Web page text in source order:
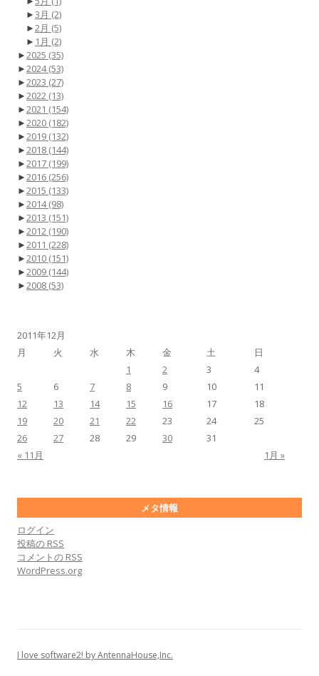
►3月 (2)
►2月 (5)
► 1月 (2)
►2025 (35)
►2024(53)
►2023 (27)
►2022 (13)
►2021 (154)
►2020 (182)
►2019 (132)
►2018 (144)
►2017 (199)
►2016 (256)
►2015 (133)
►2014(98)
►2013 (151)
►2012 (190)
►2011 (228)
►2010 (151)
►2009 (144)
►2008 (53)
2011年12月
月
火 水 木 金 土 日
« 11月 1月 »
1 2 3
4
5
6 7 8 9 10
11
12
13 14 15 16 17
18
19
20 21 22 23 24
25
26
27 28 29 30 31
メタ情報
ログイン
投稿の RSS
コメントの RSS
WordPress.org
I love software2! by AntennaHouse,Inc.